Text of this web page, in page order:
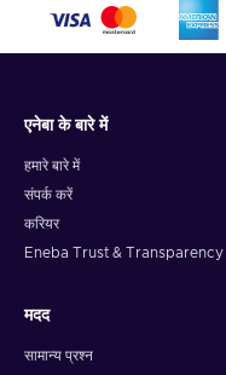
एनेबा के बारे में
हमारे बारे में
संपर्क करें
करियर
Eneba Trust & Transparency
मदद
सामान्य प्रश्न